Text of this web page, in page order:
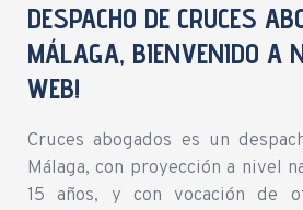
DESPACHO DE CRUCES
MÁLAGA, BIENVENIDO A
WEB!
Cruces abogados es un
Málaga, con proyección a nivel
15 años, y con vocación de